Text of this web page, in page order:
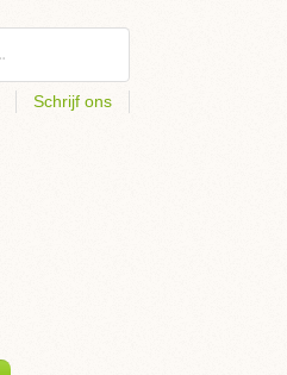
Schrijf ons